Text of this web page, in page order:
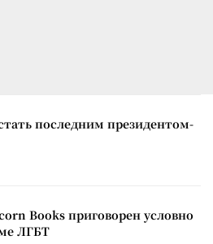
последним президентом-
Books приговорен условно
ЛГБТ